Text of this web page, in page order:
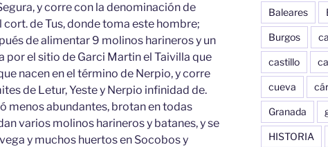
y corre con la denominación de
cort. de Tus, donde toma este hombre;
de alimentar 9 molinos harineros y un
por el sitio de Garci Martin el Taivilla que
nacen en el término de Nerpio, y corre
de Letur, Yeste y Nerpio infinidad de.
menos abundantes, brotan en todas
varios molinos harineros y batanes, y se
y muchos huertos en Socobos y
Baleares
Burgos
castillo
cueva
Granada
HISTORIA